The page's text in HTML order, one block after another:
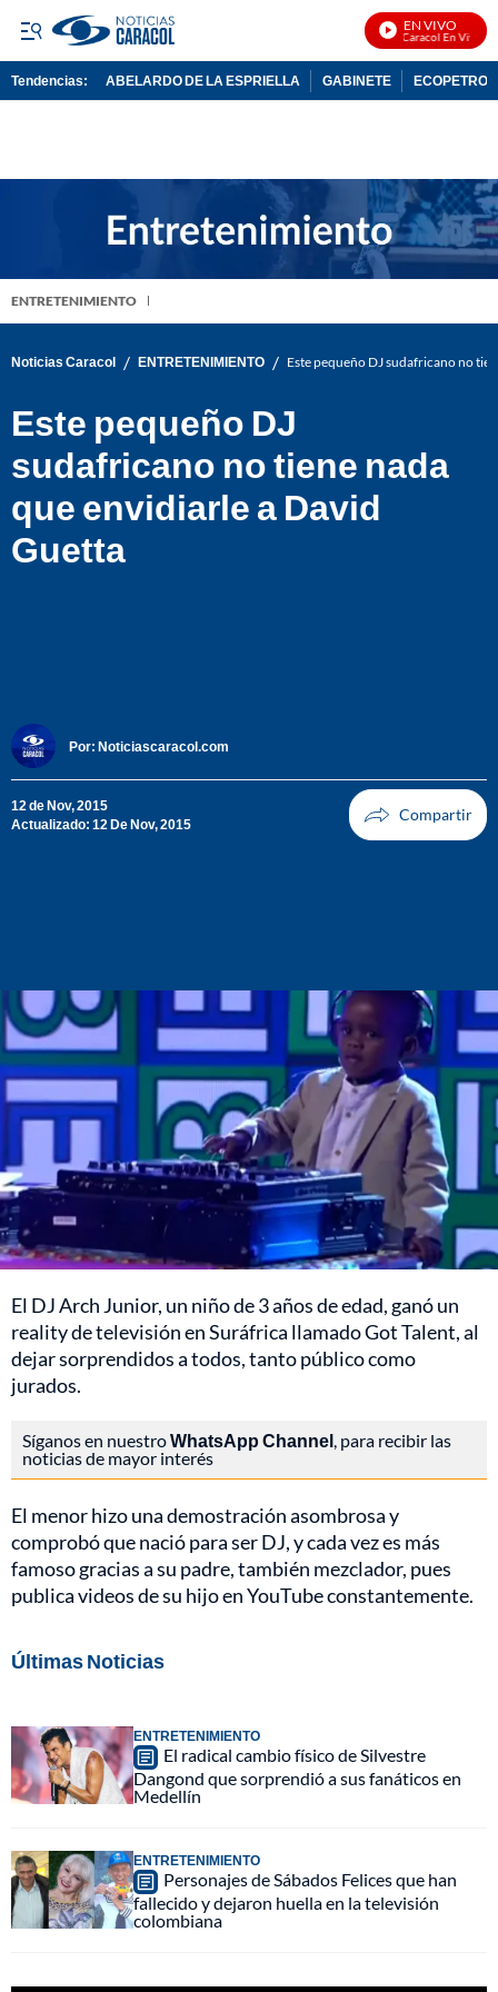
EN VIVO
Noticias Caracol En Vivo
Tendencias: ABELARDO DE LA ESPRIELLA GABINETE ECOPETROL
ENTRETENIMIENTO
Noticias Caracol / ENTRETENIMIENTO / Este pequeño DJ sudafricano no
Este pequeño DJ
sudafricano no tiene nada
que envidiarle a David
Guetta
Por: Noticiascaracol.com
12 de Nov, 2015
Actualizado: 12 De Nov, 2015
El DJ Arch Junior, un niño de 3 años de edad, ganó un
reality de televisión en Suráfrica llamado Got Talent, al
dejar sorprendidos a todos, tanto público como
jurados.
Síganos en nuestroWhatsApp Channel, para recibir las
noticias de mayor interés
El menor hizo una demostración asombrosa y
comprobó que nació para ser DJ, y cada vez es más
famoso gracias a su padre, también mezclador, pues
publica videos de su hijo en YouTube constantemente.
Últimas Noticias
ENTRETENIMIENTO
El radical cambio físico de Silvestre
Dangond que sorprendió a sus fanáticos en
Medellín
ENTRETENIMIENTO
Personajes de Sábados Felices que han
fallecido y dejaron huella en la televisión
colombiana